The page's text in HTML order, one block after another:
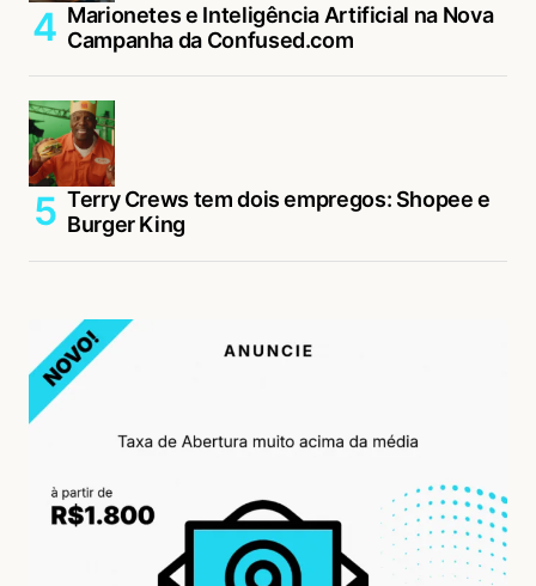
Marionetes e Inteligência Artificial na Nova
Campanha da Confused.com
Terry Crews tem dois empregos: Shopee e
Burger King